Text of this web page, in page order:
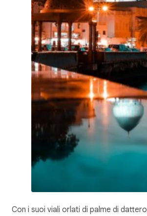
Con i suoi viali orlati di palme di